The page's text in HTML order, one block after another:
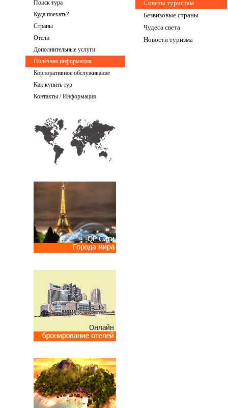
Поиск тура
Куда поехать?
Страны
Отели
Дополнительные услуги
Полезная информация
Корпоративное обслуживание
Как купить тур
Контакты / Информация
Советы туристам
Безвизовые страны
Чудеса света
Новости туризма